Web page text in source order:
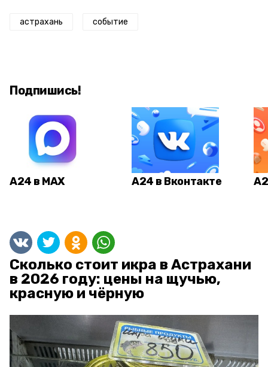
астрахань событие
Подпишись!
А24 в MAX А24 в Вконтакте
Сколько стоит икра в Астрахани
в 2026 году: цены на щучью,
красную и чёрную